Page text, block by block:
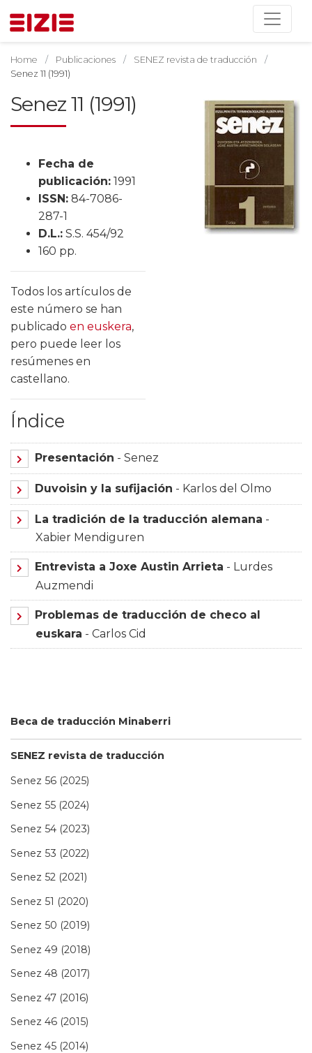
Beca de traducción Minaberri
SENEZ revista de traducción
Senez 56 (2025)
Senez 55 (2024)
Senez 54 (2023)
Senez 53 (2022)
Senez 52 (2021)
Senez 51 (2020)
Senez 50 (2019)
Senez 49 (2018)
Senez 48 (2017)
Senez 47 (2016)
Senez 46 (2015)
Senez 45 (2014)
Home Publicaciones
SENEZ revista de traducción
Senez 11 (1991)
Senez 11 (1991)
Fecha de
publicación: 1991
ISSN: 84-7086-
287-1
D.L.: S.S. 454/92
160 pp.
Todos los artículos de
este número se han
publicado en euskera,
pero puede leer los
resúmenes en
castellano.
Índice
Presentación - Senez
Duvoisin y la sufijación - Karlos del Olmo
La tradición de la traducción alemana -
Xabier Mendiguren
Entrevista a Joxe Austin Arrieta - Lurdes
Auzmendi
Problemas de traducción de checo al
euskara - Carlos Cid